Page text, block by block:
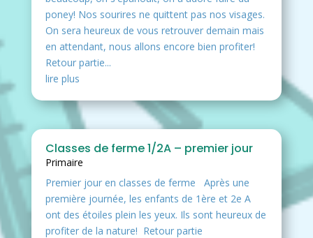
poney! Nos sourires ne quittent pas nos visages.
On sera heureux de vous retrouver demain mais
en attendant, nous allons encore bien profiter!
Retour partie...
lire plus
Classes de ferme 1/2A – premier jour
Primaire
Premier jour en classes de ferme Après une
première journée, les enfants de 1ère et 2e A
ont des étoiles plein les yeux. Ils sont heureux de
profiter de la nature! Retour partie